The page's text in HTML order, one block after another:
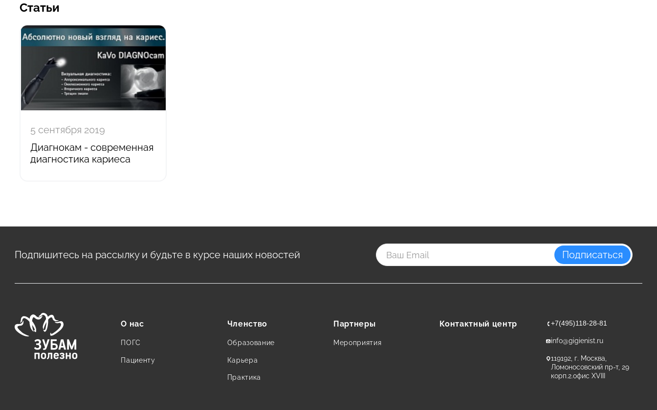
Статьи
5 сентября 2019
Диагнокам - современная
диагностика кариеса
Подпишитесь на рассылку и будьте в курсе наших новостей Подписаться
О нас
ПОГС
Пациенту
Членство
Образование
Карьера
Практика
Партнеры
Мероприятия
Контактный центр +7(495)118-28-81
info@gigienist.ru
119192, г. Москва,
Ломоносовский пр-т, 29
корп.2.офис XVIII